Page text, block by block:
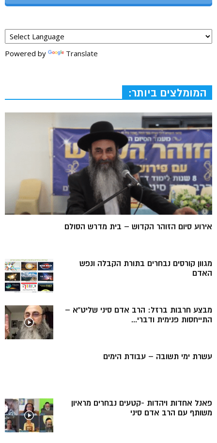
Powered by Translate
המומלצים ביותר:
אירוע סיום הזוהר הקדוש – בית מדרש הסולם
מגוון קורסים נבחרים בתורת הקבלה ונפש
האדם
מבצע חרבות ברזל: הרב אדם סיני שליט”א –
התייחסות פנימית ודברי...
עשרת ימי תשובה – עבודת הימים
פאנל אחדות ויהדות -קטעים נבחרים מראיון
משותף עם הרב אדם סיני